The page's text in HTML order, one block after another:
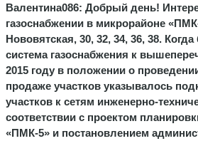
Валентина086: Добрый день!
газоснабжении в микрорайоне
Нововятская, 30, 32, 34, 36, 38.
система газоснабжения к
2015 году в положении о
продаже участков указывалось
участков к сетям инженерно-
соответствии с проектом
«ПМК-5» и постановлением